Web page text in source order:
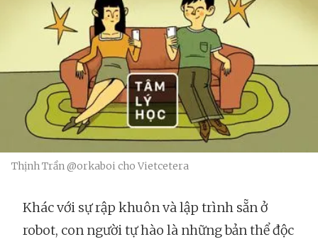
Thịnh Trần @orkaboi cho Vietcetera
Khác với sự rập khuôn và lập trình sẵn ở
robot, con người tự hào là những bản thể độc